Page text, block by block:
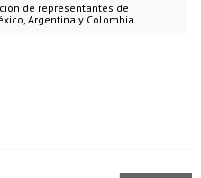
de representantes de
Argentina y Colombia.